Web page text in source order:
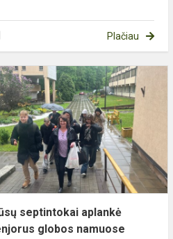
Plačiau
septintokai aplankė
globos namuose